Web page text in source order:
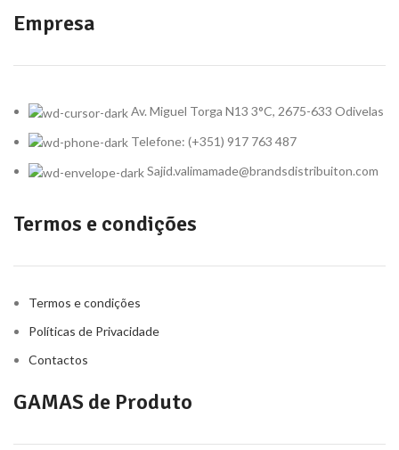
Empresa
Av. Miguel Torga N13 3°C, 2675-633 Odivelas
Telefone: (+351) 917 763 487
Sajid.valimamade@brandsdistribuiton.com
Termos e condições
Termos e condições
Políticas de Privacidade
Contactos
GAMAS de Produto